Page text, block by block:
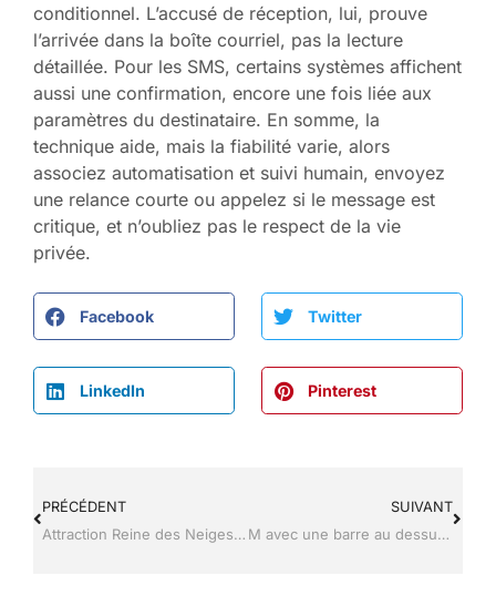
conditionnel. L’accusé de réception, lui, prouve
l’arrivée dans la boîte courriel, pas la lecture
détaillée. Pour les SMS, certains systèmes affichent
aussi une confirmation, encore une fois liée aux
paramètres du destinataire. En somme, la
technique aide, mais la fiabilité varie, alors
associez automatisation et suivi humain, envoyez
une relance courte ou appelez si le message est
critique, et n’oubliez pas le respect de la vie
privée.
Facebook Twitter
LinkedIn Pinterest
PRÉCÉDENT
Attraction Reine des Neiges Disney : le meilleur moment pour réserver ?
SUIVANT
M avec une barre au dessus : le sens et comment le taper ?